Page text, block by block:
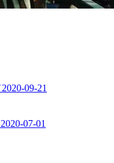
2020-09-21
2020-07-01